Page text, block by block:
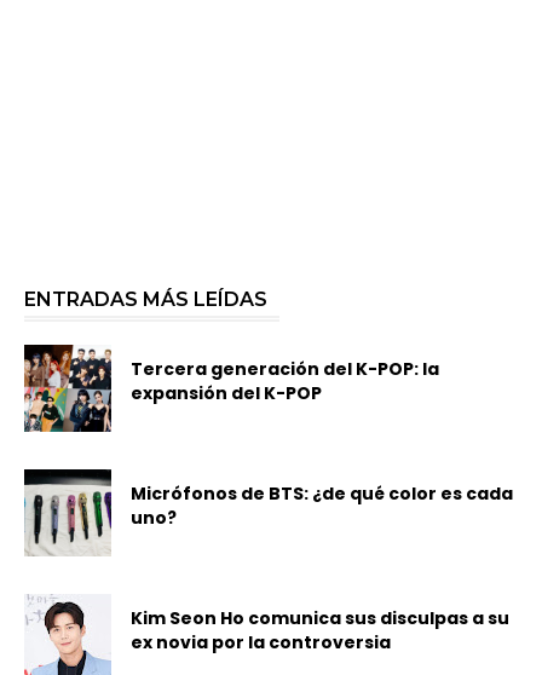
ENTRADAS MÁS LEÍDAS
Tercera generación del K-POP: la
expansión del K-POP
Micrófonos de BTS: ¿de qué color es cada
uno?
Kim Seon Ho comunica sus disculpas a su
ex novia por la controversia